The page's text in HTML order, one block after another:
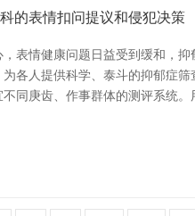
的表情扣问提议和侵犯决策
表情健康问题日益受到缓和，
各人提供科学、泰斗的抑郁症
同庚齿、作事群体的测评系统